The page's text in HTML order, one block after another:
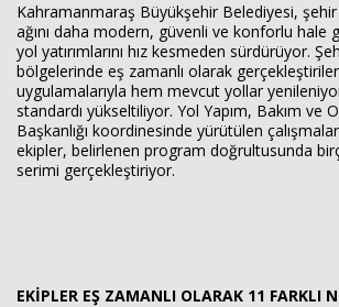
Kahramanmaraş Büyükşehir Belediyesi, şehir
ağını daha modern, güvenli ve konforlu hale
yol yatırımlarını hız kesmeden sürdürüyor.
bölgelerinde eş zamanlı olarak
uygulamalarıyla hem mevcut yollar
standardı yükseltiliyor. Yol Yapım, Bakım ve
Başkanlığı koordinesinde yürütülen
ekipler, belirlenen program doğrultusunda
serimi gerçekleştiriyor.
EKİPLER EŞ ZAMANLI OLARAK 11 FARKLI